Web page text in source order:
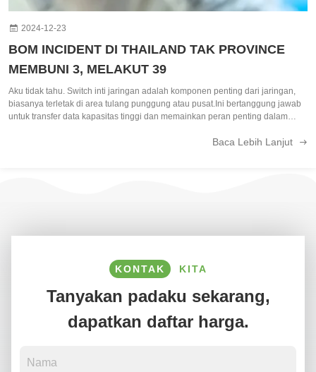
2024-12-23
BOM INCIDENT DI THAILAND TAK PROVINCE
MEMBUNI 3, MELAKUT 39
Aku tidak tahu. Switch inti jaringan adalah komponen penting dari jaringan,
biasanya terletak di area tulang punggung atau pusat.Ini bertanggung jawab
untuk transfer data kapasitas tinggi dan memainkan peran penting dalam
Baca Lebih Lanjut
KONTAK KITA
Tanyakan padaku sekarang,
dapatkan daftar harga.